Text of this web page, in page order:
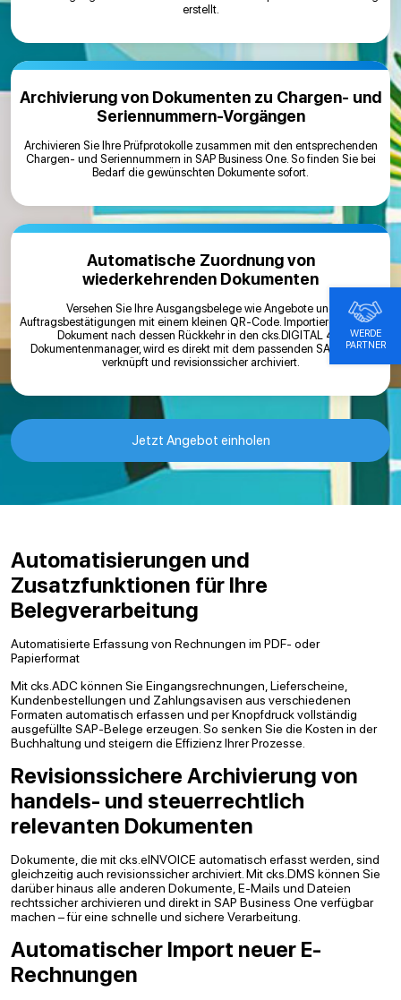
erstellt.
Archivierung von Dokumenten zu Chargen- und
Seriennummern-Vorgängen
Archivieren Sie Ihre Prüfprotokolle zusammen mit den entsprechenden
Chargen- und Seriennummern in SAP Business One. So finden Sie bei
Bedarf die gewünschten Dokumente sofort.
Automatische Zuordnung von
wiederkehrenden Dokumenten
Versehen Sie Ihre Ausgangsbelege wie Angebote und
Auftragsbestätigungen mit einem kleinen QR-Code. Importieren Sie das
Dokument nach dessen Rückkehr in den cks.DIGITAL 4.0
Dokumentenmanager, wird es direkt mit dem passenden SAP-Beleg
verknüpft und revisionssicher archiviert.
Jetzt Angebot einholen
Automatisierungen und
Zusatzfunktionen für Ihre
Belegverarbeitung
Automatisierte Erfassung von Rechnungen im PDF- oder
Papierformat
Mit cks.ADC können Sie Eingangsrechnungen, Lieferscheine,
Kundenbestellungen und Zahlungsavisen aus verschiedenen
Formaten automatisch erfassen und per Knopfdruck vollständig
ausgefüllte SAP-Belege erzeugen. So senken Sie die Kosten in der
Buchhaltung und steigern die Effizienz Ihrer Prozesse.
Revisionssichere Archivierung von
handels- und steuerrechtlich
relevanten Dokumenten
Dokumente, die mit cks.eINVOICE automatisch erfasst werden, sind
gleichzeitig auch revisionssicher archiviert. Mit cks.DMS können Sie
darüber hinaus alle anderen Dokumente, E-Mails und Dateien
rechtssicher archivieren und direkt in SAP Business One verfügbar
machen – für eine schnelle und sichere Verarbeitung.
Automatischer Import neuer E-
Rechnungen
WERDE
PARTNER